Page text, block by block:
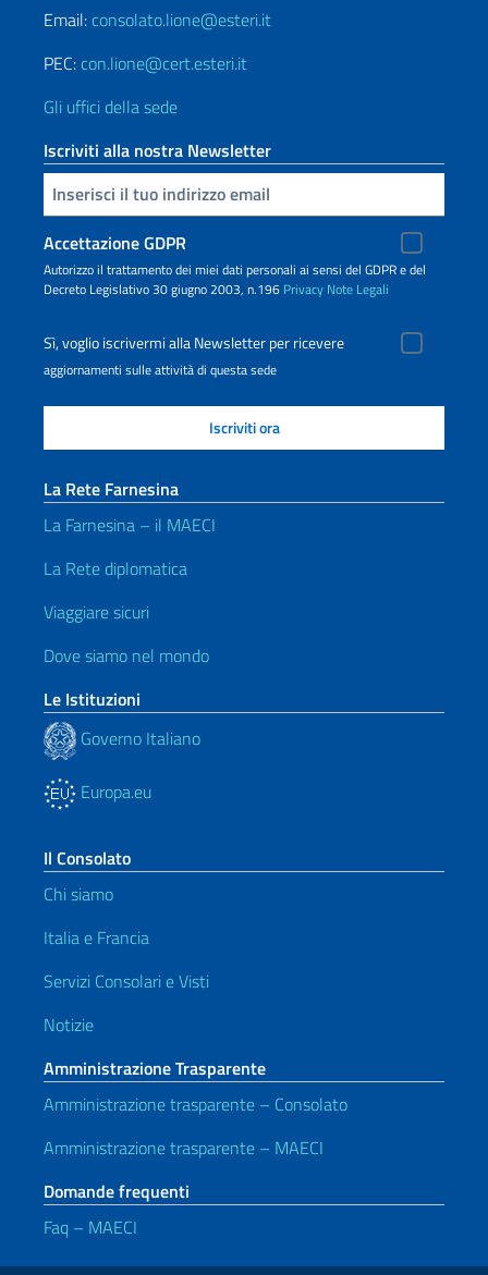
Email: consolato.lione@esteri.it
PEC: con.lione@cert.esteri.it
Gli uffici della sede
Iscriviti alla nostra Newsletter
Inserisci la tua email
Accettazione GDPR
Autorizzo il trattamento dei miei dati personali ai sensi del GDPR e del
Decreto Legislativo 30 giugno 2003, n.196 Privacy Note Legali
Sì, voglio iscrivermi alla Newsletter per ricevere
aggiornamenti sulle attività di questa sede
La Rete Farnesina
La Farnesina – il MAECI
La Rete diplomatica
Viaggiare sicuri
Dove siamo nel mondo
Le Istituzioni
Governo Italiano
Europa.eu
Il Consolato
Chi siamo
Italia e Francia
Servizi Consolari e Visti
Notizie
Amministrazione Trasparente
Amministrazione trasparente – Consolato
Amministrazione trasparente – MAECI
Domande frequenti
Faq – MAECI